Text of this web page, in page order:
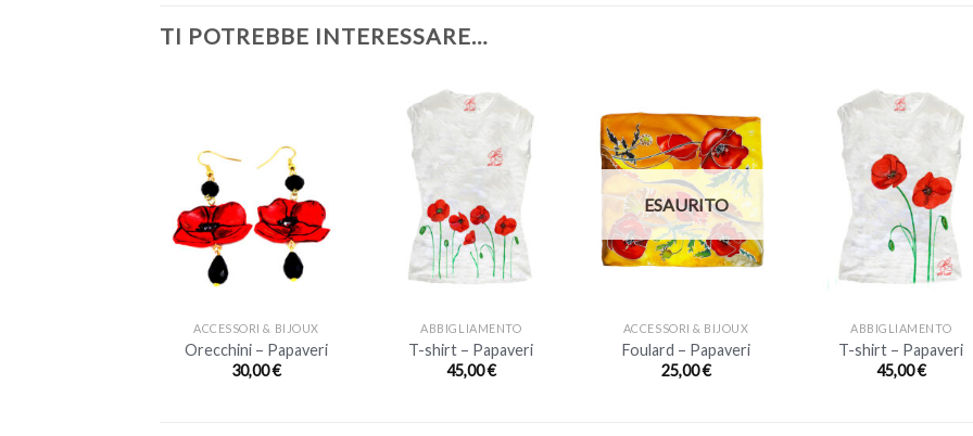
TI POTREBBE INTERESSARE…
ACCESSORI & BIJOUX
Orecchini – Papaveri
30,00€
ABBIGLIAMENTO
T-shirt – Papaveri
45,00€
ESAURITO
ACCESSORI & BIJOUX
Foulard – Papaveri
25,00€
ABBIGLIAMENTO
T-shirt – Papaveri
45,00€